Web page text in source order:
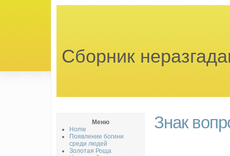
Сборник
Меню
Home
Появление богини
среди людей
Золотая Роща
Знак